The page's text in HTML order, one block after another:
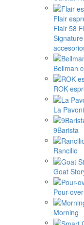
Flair
Flair 58
Signature
Bellman
ROK
La Pavoni
9Barista
Rancilio
Goat
Pour-over
Morning